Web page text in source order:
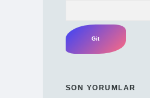
SON YORUMLAR